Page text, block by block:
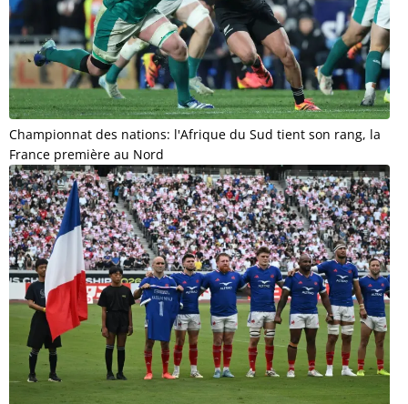
Championnat des nations: l'Afrique du Sud tient son rang, la
France première au Nord